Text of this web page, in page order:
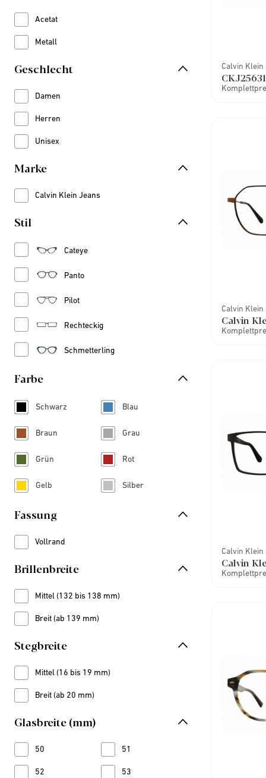
Acetat
Refine by Material: Acetat
Metall
Refine by Material: Metall
Geschlecht
Damen
Refine by Geschlecht: Damen
Herren
Refine by Geschlecht: Herren
Unisex
Refine by Geschlecht: Unisex
Marke
Calvin Klein Jeans
Refine by Marke: Calvin Klein Jeans
Stil
Cateye
Refine by Stil: Cateye
Panto
Refine by Stil: Panto
Pilot
Refine by Stil: Pilot
Rechteckig
Refine by Stil: Rechteckig
Schmetterling
Refine by Stil: Schmetterling
Farbe
Schwarz
Refine by Farbe: Schwarz
Blau
Refine by Farbe: Blau
Braun
Refine by Farbe: Braun
Grau
Refine by Farbe: Grau
Grün
Refine by Farbe: Grün
Rot
Refine by Farbe: Rot
Gelb
Refine by Farbe: Gelb
Silber
Refine by Farbe: Silber
Fassung
Vollrand
Refine by Fassung: Vollrand
Brillenbreite
Mittel (132 bis 138 mm)
Refine by Brillenbreite: Mittel (132 bis 138 mm)
Breit (ab 139 mm)
Refine by Brillenbreite: Breit (ab 139 mm)
Stegbreite
Mittel (16 bis 19 mm)
Refine by Stegbreite: Mittel (16 bis 19 mm)
Breit (ab 20 mm)
Refine by Stegbreite: Breit (ab 20 mm)
Glasbreite (mm)
50
Refine by Glasbreite (mm): 50
51
Refine by Glasbreite (mm): 51
52
Refine by Glasbreite (mm): 52
53
Refine by Glasbreite (mm): 53
Calvin Klein
CKJ25631
Calvin Klein
Calvin
Calvin Klein
Calvin